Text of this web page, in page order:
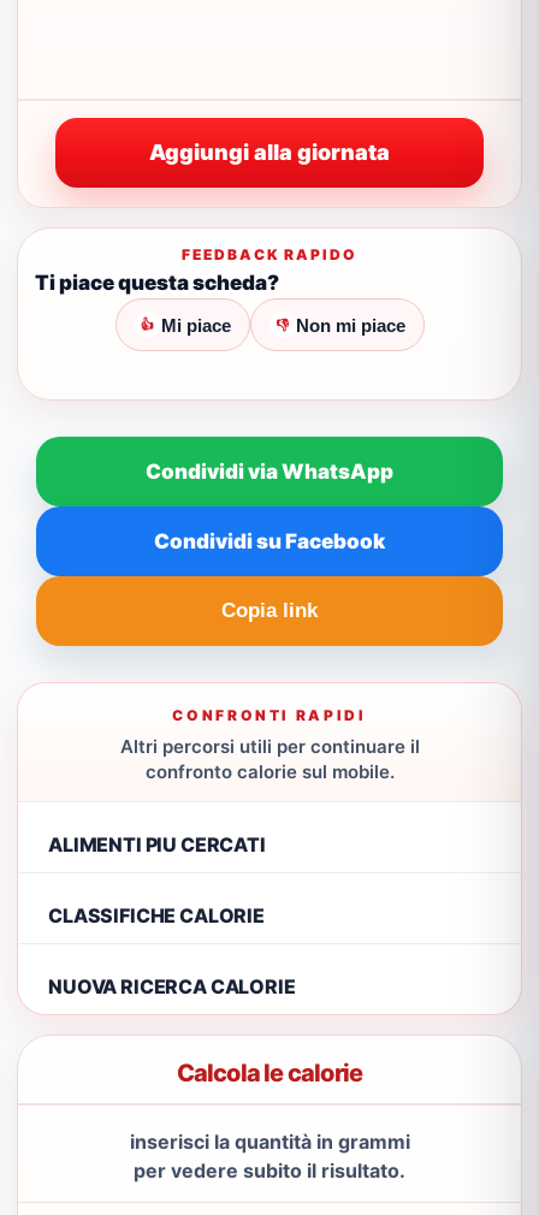
Aggiungi alla giornata
FEEDBACK RAPIDO
Ti piace questa scheda?
👍 Mi piace 👎 Non mi piace
Condividi via WhatsApp
Condividi su Facebook
Copia link
CONFRONTI RAPIDI
Altri percorsi utili per continuare il
confronto calorie sul mobile.
ALIMENTI PIU CERCATI
CLASSIFICHE CALORIE
NUOVA RICERCA CALORIE
Calcola le calorie
inserisci la quantità in grammi
per vedere subito il risultato.